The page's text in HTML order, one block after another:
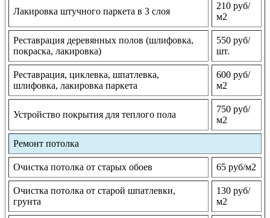
Лакировка штучного паркета в 3 слоя
210 руб/
м2
Реставрация деревянных полов (шлифовка,
покраска, лакировка)
550 руб/
шт.
Реставрация, циклевка, шпатлевка,
шлифовка, лакировка паркета
600 руб/
м2
Устройство покрытия для теплого пола
750 руб/
м2
Ремонт потолка
Очистка потолка от старых обоев 65 руб/м2
Очистка потолка от старой шпатлевки,
грунта
130 руб/
м2